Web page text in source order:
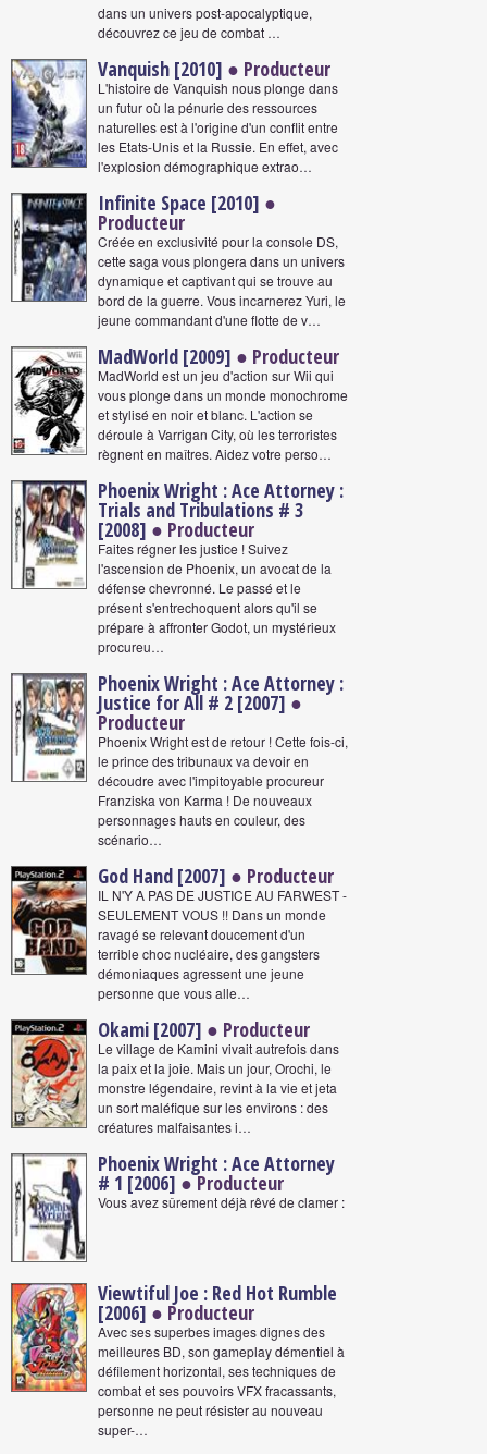
dans un univers post-apocalyptique,
découvrez ce jeu de combat …
Vanquish [2010] ● Producteur
L'histoire de Vanquish nous plonge dans
un futur où la pénurie des ressources
naturelles est à l'origine d'un conflit entre
les Etats-Unis et la Russie. En effet, avec
l'explosion démographique extrao…
Infinite Space [2010] ●
Producteur
Créée en exclusivité pour la console DS,
cette saga vous plongera dans un univers
dynamique et captivant qui se trouve au
bord de la guerre. Vous incarnerez Yuri, le
jeune commandant d'une flotte de v…
MadWorld [2009] ● Producteur
MadWorld est un jeu d'action sur Wii qui
vous plonge dans un monde monochrome
et stylisé en noir et blanc. L'action se
déroule à Varrigan City, où les terroristes
règnent en maîtres. Aidez votre perso…
Phoenix Wright : Ace Attorney :
Trials and Tribulations # 3
[2008] ● Producteur
Faites régner les justice ! Suivez
l'ascension de Phoenix, un avocat de la
défense chevronné. Le passé et le
présent s'entrechoquent alors qu'il se
prépare à affronter Godot, un mystérieux
procureu…
Phoenix Wright : Ace Attorney :
Justice for All # 2 [2007] ●
Producteur
Phoenix Wright est de retour ! Cette fois-ci,
le prince des tribunaux va devoir en
découdre avec l'impitoyable procureur
Franziska von Karma ! De nouveaux
personnages hauts en couleur, des
scénario…
God Hand [2007] ● Producteur
IL N'Y A PAS DE JUSTICE AU FARWEST -
SEULEMENT VOUS !! Dans un monde
ravagé se relevant doucement d'un
terrible choc nucléaire, des gangsters
démoniaques agressent une jeune
personne que vous alle…
Okami [2007] ● Producteur
Le village de Kamini vivait autrefois dans
la paix et la joie. Mais un jour, Orochi, le
monstre légendaire, revint à la vie et jeta
un sort maléfique sur les environs : des
créatures malfaisantes i…
Phoenix Wright : Ace Attorney
# 1 [2006] ● Producteur
Vous avez sûrement déjà rêvé de clamer :
Viewtiful Joe : Red Hot Rumble
[2006] ● Producteur
Avec ses superbes images dignes des
meilleures BD, son gameplay démentiel à
défilement horizontal, ses techniques de
combat et ses pouvoirs VFX fracassants,
personne ne peut résister au nouveau
super-…